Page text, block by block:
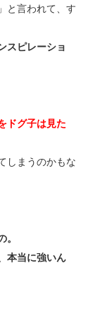
と言われて、す
スピレーショ
ドグ子は見た
しまうのかもな
本当に強いん